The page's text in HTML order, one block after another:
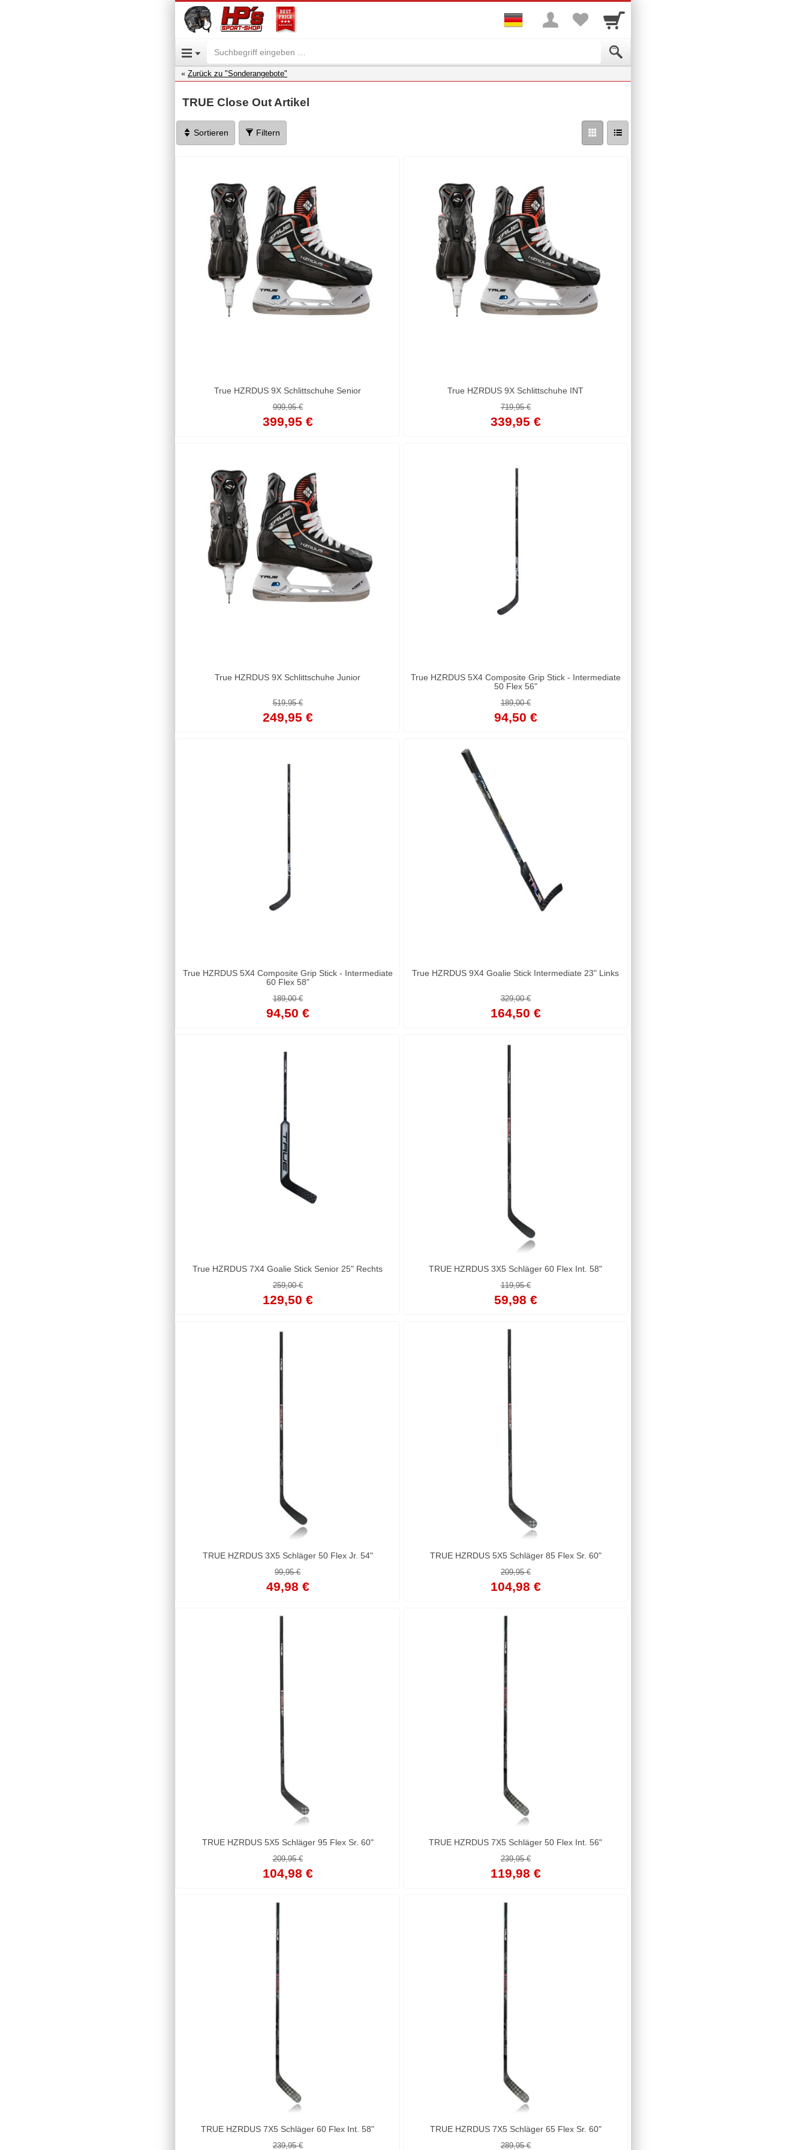
Zurück zu "Sonderangebote"
TRUE Close Out Artikel
Sortieren Filtern
True HZRDUS 9X Schlittschuhe Senior
999,95 €
399,95 €
True HZRDUS 9X Schlittschuhe INT
719,95 €
339,95 €
True HZRDUS 9X Schlittschuhe Junior
519,95 €
249,95 €
True HZRDUS 5X4 Composite Grip Stick - Intermediate
50 Flex 56"
189,00 €
94,50 €
True HZRDUS 5X4 Composite Grip Stick - Intermediate
60 Flex 58"
189,00 €
94,50 €
True HZRDUS 9X4 Goalie Stick Intermediate 23" Links
329,00 €
164,50 €
True HZRDUS 7X4 Goalie Stick Senior 25" Rechts
259,00 €
129,50 €
TRUE HZRDUS 3X5 Schläger 60 Flex Int. 58"
119,95 €
59,98 €
TRUE HZRDUS 3X5 Schläger 50 Flex Jr. 54"
99,95 €
49,98 €
TRUE HZRDUS 5X5 Schläger 85 Flex Sr. 60"
209,95 €
104,98 €
TRUE HZRDUS 5X5 Schläger 95 Flex Sr. 60"
209,95 €
104,98 €
TRUE HZRDUS 7X5 Schläger 50 Flex Int. 56"
239,95 €
119,98 €
TRUE HZRDUS 7X5 Schläger 60 Flex Int. 58"
239,95 €
TRUE HZRDUS 7X5 Schläger 65 Flex Sr. 60"
289,95 €